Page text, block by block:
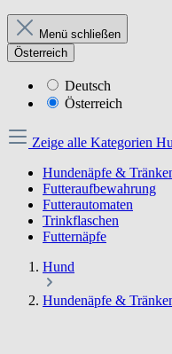
Menü schließen
Österreich
Deutsch
Österreich
Zeige alle Kategorien
Hundenäpfe &
Futteraufbewahrung
Futterautomaten
Trinkflaschen
Futternäpfe
Hund
Hundenäpfe &